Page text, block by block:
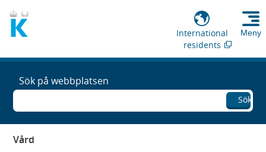
International
residents
Meny
Sök på webbplatsen
Sök
Vård